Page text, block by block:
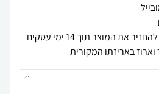
תנאי רכישה ואחריות: ניתן להחזיר את המוצר תוך 14 ימי עסקים
באריזתו המקורית